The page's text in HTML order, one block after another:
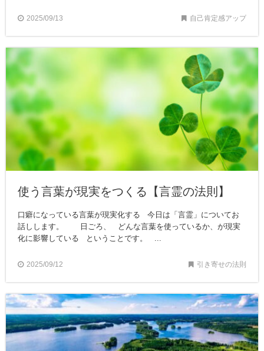
2025/09/13 自己肯定感アップ
使う言葉が現実をつくる【言霊の法則】
口癖になっている言葉が現実化する 今日は「言霊」についてお
話しします。 日ごろ、 どんな言葉を使っているか、が現実
化に影響している ということです。 ...
2025/09/12 引き寄せの法則